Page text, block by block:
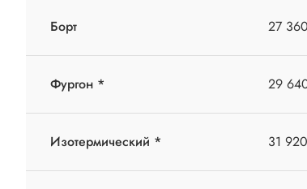
Борт 27
Фургон * 29
Изотермический * 31